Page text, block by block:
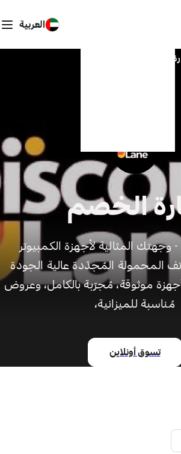
العربية
الخصم
الخصم
المثالية لأجهزة الكمبيوتر
المحمولة المُجدّدة عالية الجودة
موثوقة، مُجرّبة بالكامل، وعروض
مُناسبة للميزانية،
تسوق أونلاين